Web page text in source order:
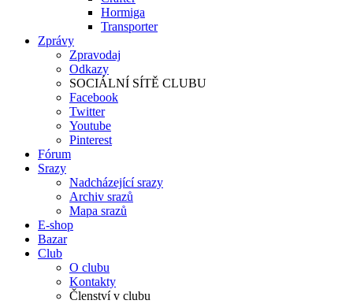
Hormiga
Transporter
Zprávy
Zpravodaj
Odkazy
SOCIÁLNÍ SÍTĚ CLUBU
Facebook
Twitter
Youtube
Pinterest
Fórum
Srazy
Nadcházející srazy
Archiv srazů
Mapa srazů
E-shop
Bazar
Club
O clubu
Kontakty
Členství v clubu